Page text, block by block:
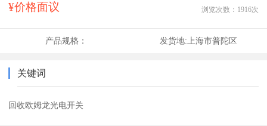
¥价格面议 浏览次数： 1916次
产品规格： 发货地: 上海市普陀区
关键词
回收欧姆龙光电开关